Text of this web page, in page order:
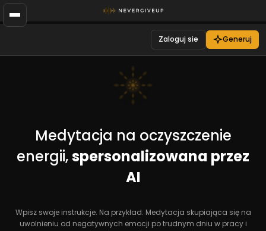
Zaloguj sie Generuj
Medytacja na oczyszczenie
energii,spersonalizowana przez
AI
Wpisz swoje instrukcje. Na przykład: Medytacja skupiająca się na
uwolnieniu od negatywnych emocji po trudnym dniu w pracy i